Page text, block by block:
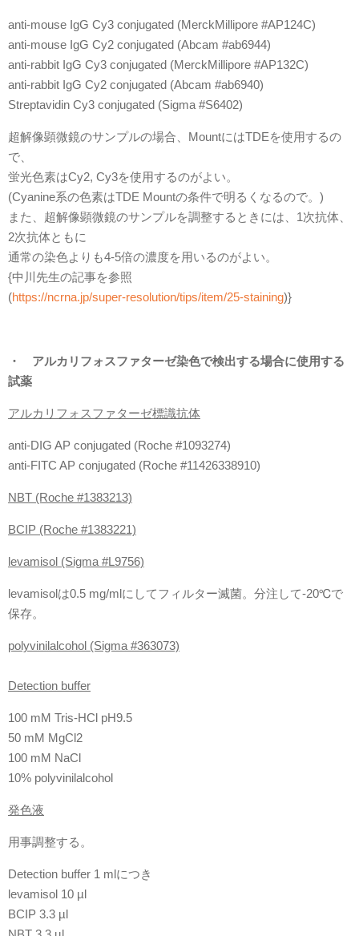
anti-mouse IgG Cy3 conjugated (MerckMillipore #AP124C)
anti-mouse IgG Cy2 conjugated (Abcam #ab6944)
anti-rabbit IgG Cy3 conjugated (MerckMillipore #AP132C)
anti-rabbit IgG Cy2 conjugated (Abcam #ab6940)
Streptavidin Cy3 conjugated (Sigma #S6402)
超解像顕微鏡のサンプルの場合、MountにはTDEを使用するの
で、
蛍光色素はCy2, Cy3を使用するのがよい。
(Cyanine系の色素はTDE Mountの条件で明るくなるので。)
また、超解像顕微鏡のサンプルを調整するときには、1次抗体、
2次抗体ともに
通常の染色よりも4-5倍の濃度を用いるのがよい。
{中川先生の記事を参照
(https://ncrna.jp/super-resolution/tips/item/25-staining)}
・ アルカリフォスファターゼ染色で検出する場合に使用する
試薬
アルカリフォスファターゼ標識抗体
anti-DIG AP conjugated (Roche #1093274)
anti-FITC AP conjugated (Roche #11426338910)
NBT (Roche #1383213)
BCIP (Roche #1383221)
levamisol (Sigma #L9756)
levamisolは0.5 mg/mlにしてフィルター滅菌。分注して-20℃で
保存。
polyvinilalcohol (Sigma #363073)
Detection buffer
100 mM Tris-HCl pH9.5
50 mM MgCl2
100 mM NaCl
10% polyvinilalcohol
発色液
用事調整する。
Detection buffer 1 mlにつき
levamisol 10 µl
BCIP 3.3 µl